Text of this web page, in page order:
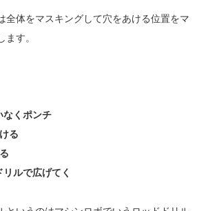
全体をマスキングして穴をあける位置をマ
す。
なくポンチ
る
ルで広げてく